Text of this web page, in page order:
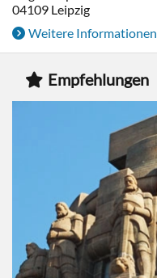
04109 Leipzig
Weitere Informationen
Empfehlungen